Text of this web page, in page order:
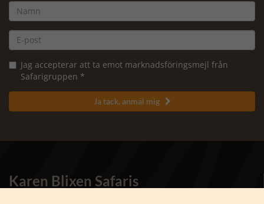
Jag accepterar att ta emot marknadsföringsmejl från
Safarigruppen *
Ja tack, anmäl mig 
Karen Blixen Safaris